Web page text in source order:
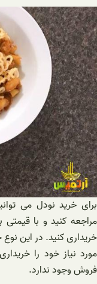
برای خرید نودل می
مراجعه کنید و با
خریداری کنید. در این
مورد نیاز خود را
فروش وجود ندارد.